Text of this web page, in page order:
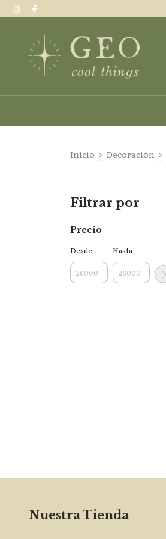
Inicio > Decoración >
Filtrar por
Precio
Desde
Hasta
Nuestra Tienda